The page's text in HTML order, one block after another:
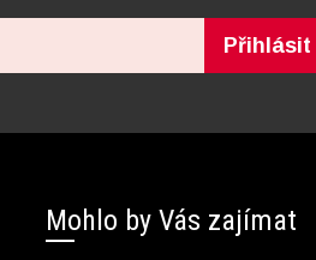
Přihlásit
Mohlo by Vás zajímat